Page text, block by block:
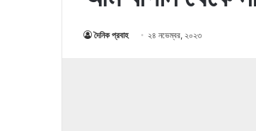
দৈনিক প্রবাহ ২৪ নভেম্বর, ২০২৩